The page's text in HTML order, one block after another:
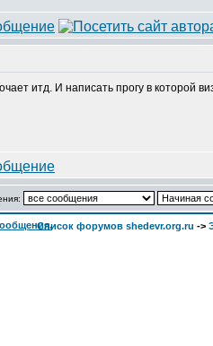
итд. И написать прогу в
Список форумов shedevr.org.ru ->